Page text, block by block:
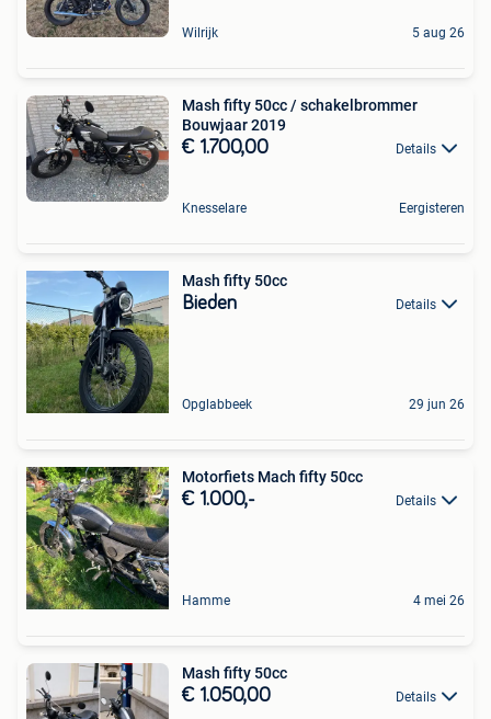
Wilrijk 5 aug 26
Mash fifty 50cc / schakelbrommer
Bouwjaar 2019
€ 1.700,00 Details
Knesselare Eergisteren
Mash fifty 50cc
Bieden Details
Opglabbeek 29 jun 26
Motorfiets Mach fifty 50cc
€ 1.000,- Details
Hamme 4 mei 26
Mash fifty 50cc
€ 1.050,00 Details